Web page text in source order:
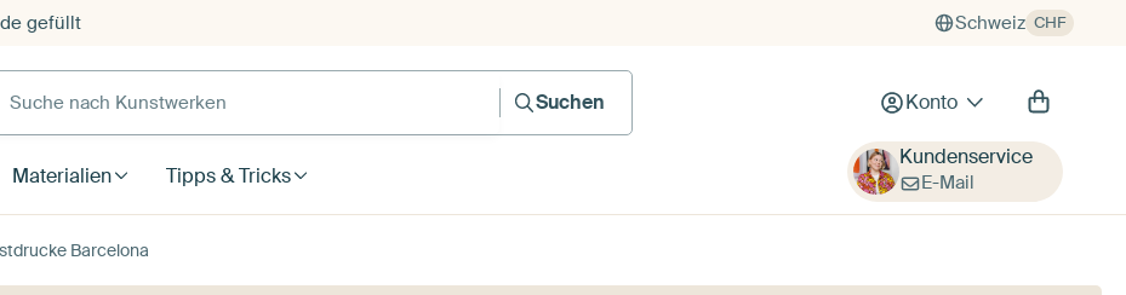
gefüllt Schweiz CHF
nach Kunstwerken
Suchen
Konto
Materialien Tipps & Tricks
Kundenservice
E-Mail
Barcelona